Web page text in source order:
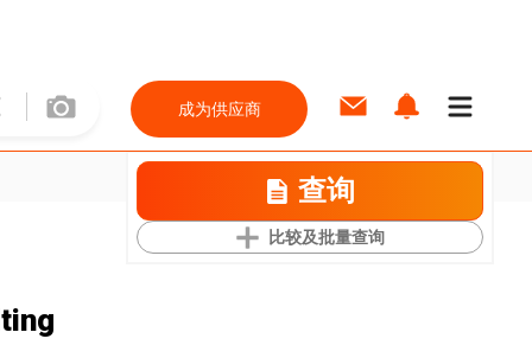
成为供应商
查询
比较及批量查询